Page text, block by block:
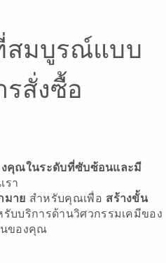
สมบูรณ์แบบ
สั่งซื้อ
คุณในระดับที่ซับซ้อนและมี
รา
มาย สำหรับคุณเพื่อ สร้างขั้น
รับบริการด้านวิศวกรรมเคมีของ
ของคุณ